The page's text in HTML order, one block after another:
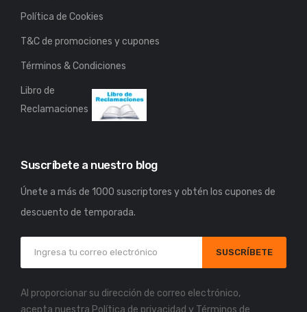
Política de Cookies
T&C de promociones y cupones
Términos & Condiciones
Libro de
Reclamaciones
Suscríbete a nuestro blog
Únete a más de 1000 suscriptores y obtén los cupones de
descuento de temporada.
SUSCRÍBETE
Al proporcionar su dirección de correo electrónico,
acepta nuestra Política de privacidad y Términos de